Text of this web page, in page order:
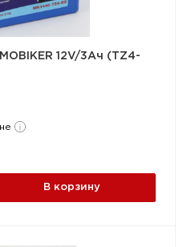
12V/3Ач (TZ4-
В корзину